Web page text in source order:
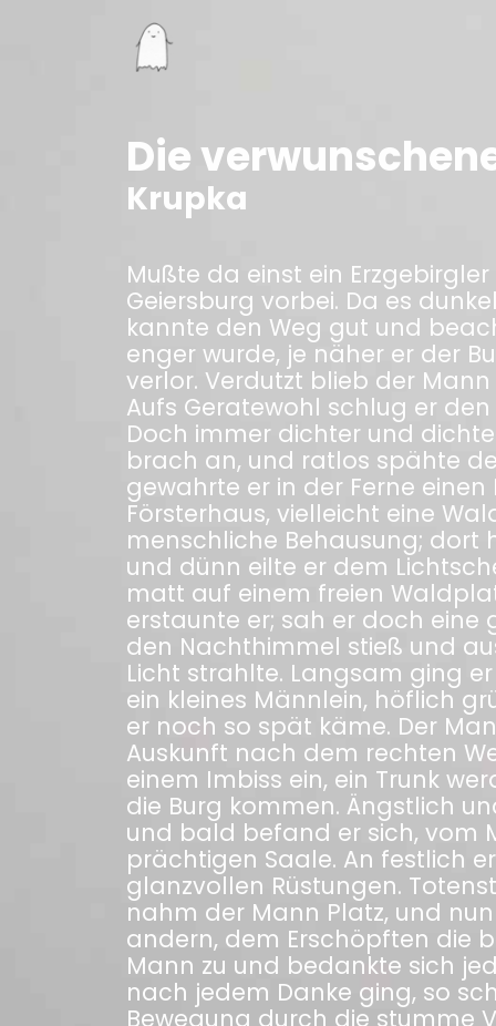
Die
Krupka
Mußte da einst ein
Geiersburg vorbei. Da es
kannte den Weg gut und
enger wurde, je näher er der
verlor. Verdutzt blieb der
Aufs Geratewohl schlug er
Doch immer dichter und
brach an, und ratlos spähte
gewahrte er in der Ferne
Försterhaus, vielleicht eine
menschliche Behausung; dort
und dünn eilte er dem
matt auf einem freien
erstaunte er; sah er doch eine
den Nachthimmel stieß und
Licht strahlte. Langsam ging
ein kleines Männlein, höflich
er noch so spät käme. Der
Auskunft nach dem rechten
einem Imbiss ein, ein Trunk
die Burg kommen. Ängstlich
und bald befand er sich, vom
prächtigen Saale. An festlich
glanzvollen Rüstungen.
nahm der Mann Platz, und
andern, dem Erschöpften die
Mann zu und bedankte sich
nach jedem Danke ging, so
Bewegung durch die stumme